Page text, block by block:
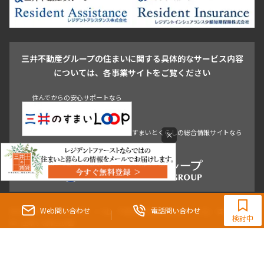
Web問い合わせ 電話問い合わせ
0120-321-983
9:30~18:00（水曜定休）
検討中
池尻大橋・三軒茶屋
祐天寺・学芸大学・自由が丘
駒沢・用賀・二子玉川
成城・砧
池袋・板橋・王子
青山 渋谷 東京・大手町 新宿 品川
目黒・中目黒
三井不動産グループの住まいに関する具体的なサービス内容
については、各事業サイトをご覧ください
住んでからの安心サポートなら
すまいとくらしの総合情報サイトなら
東京都知事（3）第96482号 （一社） 不動産流通経営協会会員 （公社） 首都圏不動
×